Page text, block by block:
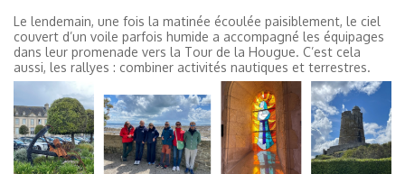
Le lendemain, une fois la matinée écoulée paisiblement, le ciel
couvert d’un voile parfois humide a accompagné les équipages
dans leur promenade vers la Tour de la Hougue. C’est cela
aussi, les rallyes : combiner activités nautiques et terrestres.